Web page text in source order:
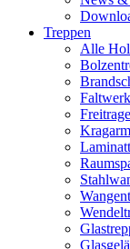
Treppen
Alle